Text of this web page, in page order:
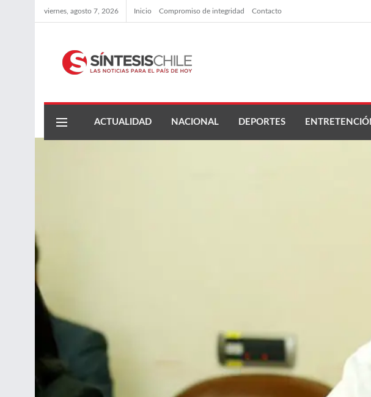
viernes, agosto 7, 2026 Inicio Compromiso de integridad Contacto
ACTUALIDAD NACIONAL DEPORTES